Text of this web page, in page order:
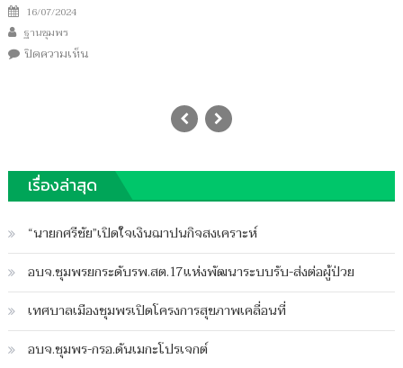
Posted
on
16/07/2024
Author
ฐานชุมพร
ปิดความเห็นบน
เรื่องล่าสุด
“นายกศรีชัย”เปิดใจเงินฌาปนกิจสงเคราะห์
อบจ.ชุมพรยกระดับรพ.สต.17แห่งพัฒนาระบบรับ-ส่งต่อผู้ป่วย
เทศบาลเมืองชุมพรเปิดโครงการสุขภาพเคลื่อนที่
อบจ.ชุมพร-กรอ.ดันเมกะโปรเจกต์